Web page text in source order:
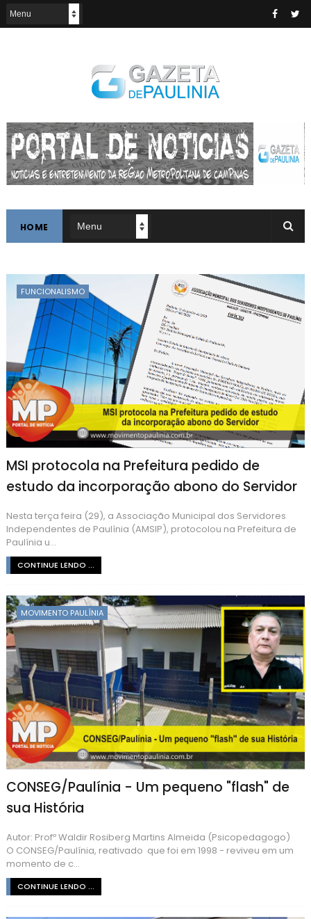
HOME
FUNCIONALISMO
MSI protocola na Prefeitura pedido de
estudo da incorporação abono do Servidor
Nesta terça feira (29), a Associação Municipal dos Servidores
Independentes de Paulínia (AMSIP), protocolou na Prefeitura de
Paulínia u...
CONTINUE LENDO ...
MOVIMENTO PAULÍNIA
CONSEG/Paulínia - Um pequeno "flash" de
sua História
Autor: Profº Waldir Rosiberg Martins Almeida (Psicopedagogo)
O CONSEG/Paulínia, reativado que foi em 1998 - reviveu em um
momento de c...
CONTINUE LENDO ...